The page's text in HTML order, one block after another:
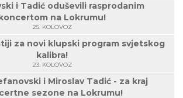
i Tadić oduševili rasprodanim
na Lokrumu!
25. KOLOVOZ
za novi klupski program svjetskog
kalibra!
23. KOLOVOZ
i Miroslav Tadić - za kraj
sezone na Lokrumu!